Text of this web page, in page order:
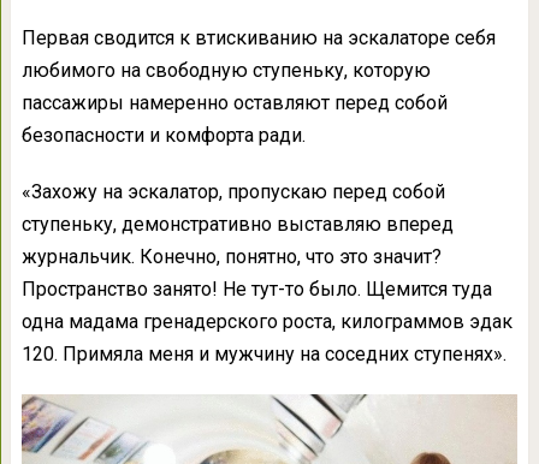
Первая сводится к втискиванию на эскалаторе себя
любимого на свободную ступеньку, которую
пассажиры намеренно оставляют перед собой
безопасности и комфорта ради.
«Захожу на эскалатор, пропускаю перед собой
ступеньку, демонстративно выставляю вперед
журнальчик. Конечно, понятно, что это значит?
Пространство занято! Не тут-то было. Щемится туда
одна мадама гренадерского роста, килограммов эдак
120. Примяла меня и мужчину на соседних ступенях».